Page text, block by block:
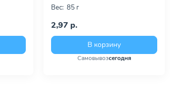
Вес: 85 г
2,97 р.
В корзину
Самовывозсегодня